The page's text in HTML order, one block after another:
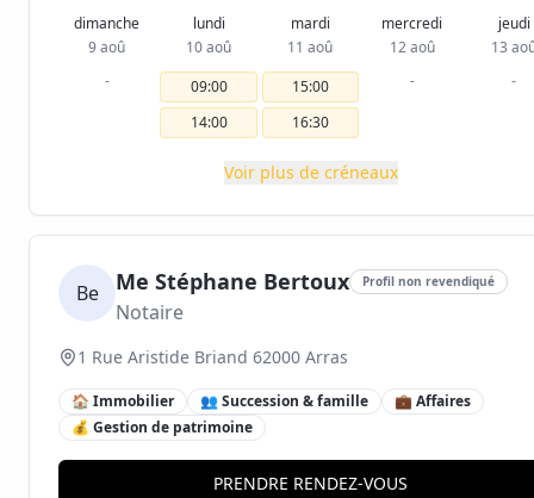
dimanche
9 aoû
-
lundi
10 aoû
09:00
14:00
mardi
11 aoû
15:00
16:30
mercredi
12 aoû
-
jeudi
13
-
Voir plus de créneaux
Be Me Stéphane Bertoux Profil non revendiqué
Notaire
1 Rue Aristide Briand 62000 Arras
🏠 Immobilier 👥 Succession & famille
💼 Affaires
💰 Gestion de patrimoine
PRENDRE RENDEZ-VOUS